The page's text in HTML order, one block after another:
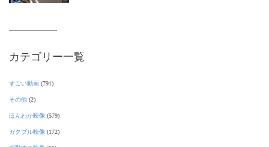
カテゴリー一覧
すごい動画 (791)
その他 (2)
ほんわか映像 (579)
ガクブル映像 (172)